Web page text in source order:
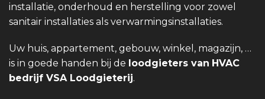
installatie, onderhoud en herstelling voor zowel
sanitair installaties als verwarmingsinstallaties.
Uw huis, appartement, gebouw, winkel, magazijn, …
is in goede handen bij de loodgieters van HVAC
bedrijf VSA Loodgieterij.